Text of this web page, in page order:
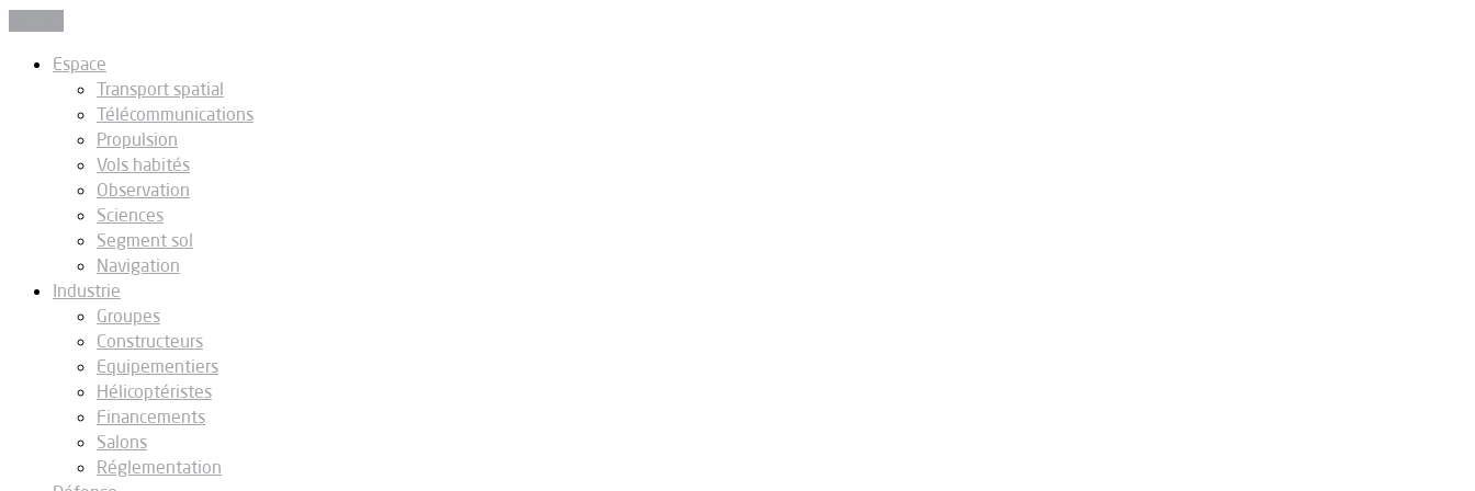
Espace
Transport spatial
Télécommunications
Propulsion
Vols habités
Observation
Sciences
Segment sol
Navigation
Industrie
Groupes
Constructeurs
Equipementiers
Hélicoptéristes
Financements
Salons
Réglementation